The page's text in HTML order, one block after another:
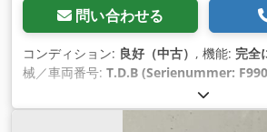
問い合わせる
コンディション: 良好（中古） , 機能: 完全
械／車両番号: T.D.B (Serienummer: